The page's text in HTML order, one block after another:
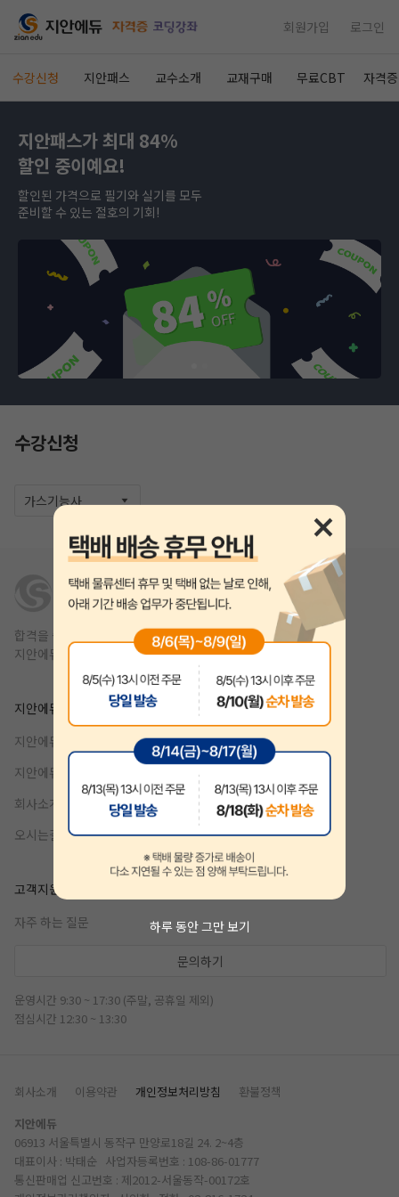
회원가입 로그인
수강신청 지안패스 교수소개 교재구매 무료CBT 자격
시 수강일 3일 자동 연장! 실기 87% 적중 신화 정
하루 동안 그만 보기
지안패스가 최대 84%
할인 중이예요!
할인된 가격으로 필기와 실기를 모두
준비할 수 있는 절호의 기회!
수강신청
가스기능사
합격을 쉽고 빠르게,
지안에듀는 1년 안에 합격을 목표를 합니다.
지안에듀
지안에듀 공무원
지안에듀 자격증
회사소개
오시는길
제휴
강사지원
고객지원
자주 하는 질문
문의하기
운영시간 9:30 ~ 17:30 (주말, 공휴일 제외)
점심시간 12:30 ~ 13:30
회사소개 이용약관 개인정보처리방침
환불정책
지안에듀
06913 서울특별시 동작구 만양로18길 24. 2~4층
대표이사 : 박태순 사업자등록번호 : 108-86-01777
통신판매업 신고번호 : 제2012-서울동작-00172호